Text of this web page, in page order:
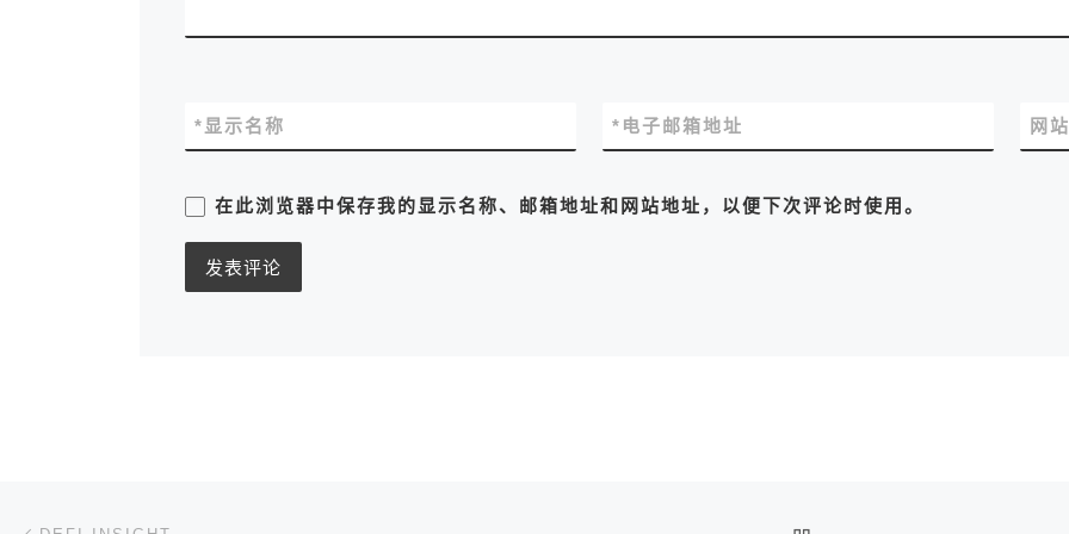
显示名称
* 电子邮箱地址
* 网
在此浏览器中保存我的显示名称、邮箱地址和网站地址，以便下次评论时使用。
文章导航